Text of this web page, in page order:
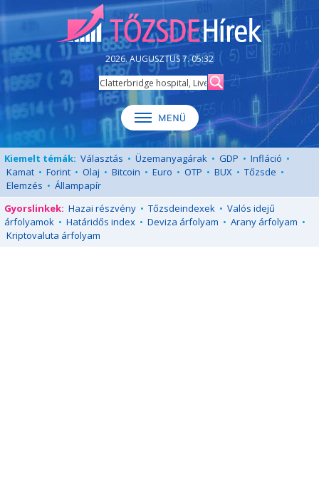
2026. AUGUSZTUS 7. 05:32
Kiemelt témák: Választás • Üzemanyagárak • GDP • Infláció •
Kamat • Forint • Olaj • Bitcoin • Euro • OTP • BUX • Tőzsde •
Elemzés • Állampapír
Gyorslinkek: Hazai részvény • Tőzsdeindexek • Valós idejű
árfolyamok • Határidős index • Deviza árfolyam • Arany árfolyam •
Kriptovaluta árfolyam